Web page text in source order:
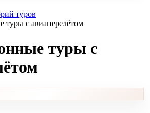
туров
туры с авиаперелётом
туры с